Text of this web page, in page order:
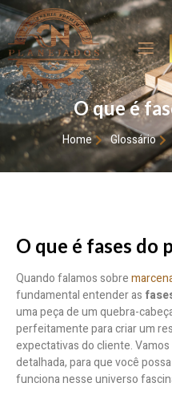
O que é
Home Glossário
O que é fases do
Quando falamos sobre
fundamental entender as
uma peça de um quebra-
perfeitamente para criar um
expectativas do cliente.
detalhada, para que você
funciona nesse universo